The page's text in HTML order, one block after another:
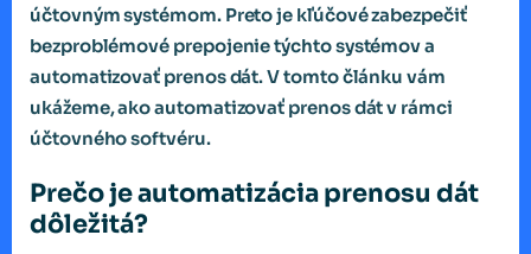
účtovným systémom. Preto je kľúčové zabezpečiť
bezproblémové prepojenie týchto systémov a
automatizovať prenos dát. V tomto článku vám
ukážeme, ako automatizovať prenos dát v rámci
účtovného softvéru.
Prečo je automatizácia prenosu dát
dôležitá?